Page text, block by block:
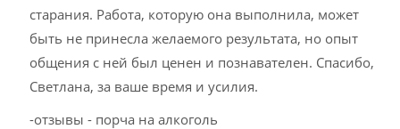
старания. Работа, которую она выполнила, может
быть не принесла желаемого результата, но опыт
общения с ней был ценен и познавателен. Спасибо,
Светлана, за ваше время и усилия.
-отзывы - порча на алкоголь